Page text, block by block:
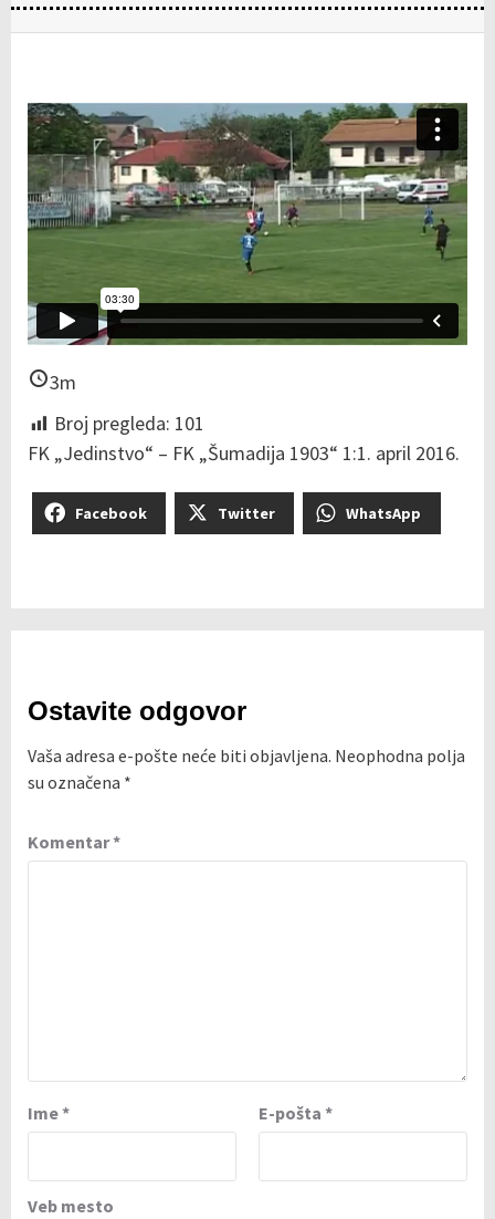
3m
Broj pregleda: 101
FK „Jedinstvo“ – FK „Šumadija 1903“ 1:1. april 2016.
Facebook Twitter WhatsApp
Ostavite odgovor
Vaša adresa e-pošte neće biti objavljena. Neophodna polja
su označena *
Komentar*
Ime* E-pošta *
Veb mesto